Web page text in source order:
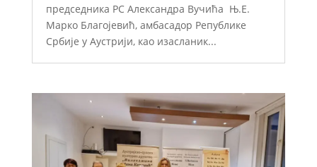
председника РС Александра Вучића Њ.Е.
Марко Благојевић, амбасадор Републике
Србије у Аустрији, као изасланик...